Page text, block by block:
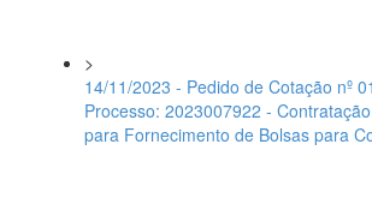
>
14/11/2023 - Pedido de Cotação nº
Processo: 2023007922 -
para Fornecimento de Bolsas para